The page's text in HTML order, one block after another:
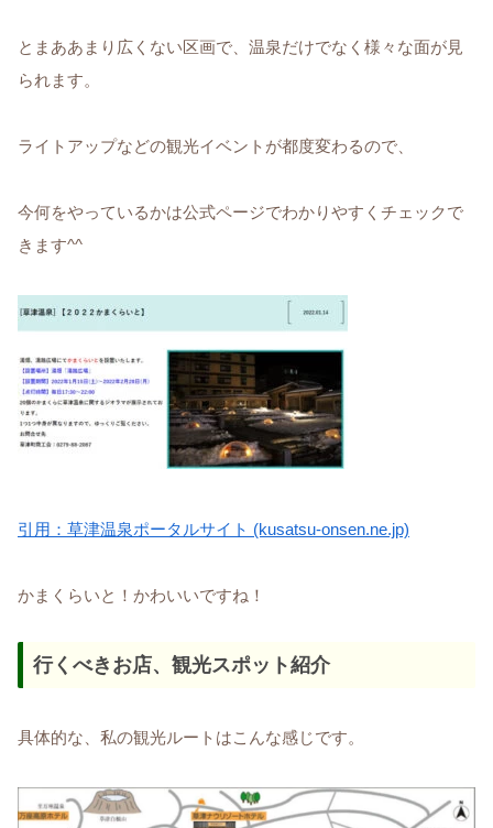
とまああまり広くない区画で、温泉だけでなく様々な面が見
られます。
ライトアップなどの観光イベントが都度変わるので、
今何をやっているかは公式ページでわかりやすくチェックで
きます^^
引用：草津温泉ポータルサイト (kusatsu-onsen.ne.jp)
かまくらいと！かわいいですね！
行くべきお店、観光スポット紹介
具体的な、私の観光ルートはこんな感じです。